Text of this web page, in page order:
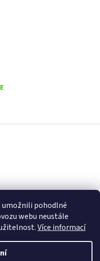
umožnili pohodlné
webu neustále
Více informací